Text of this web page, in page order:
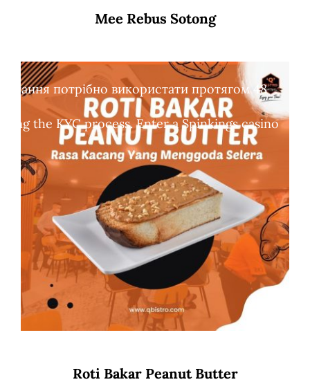
Mee Rebus Sotong
Roti Bakar Peanut Butter
потрібно використати протягом 48
the KYC process. Enter a Spinkings casino